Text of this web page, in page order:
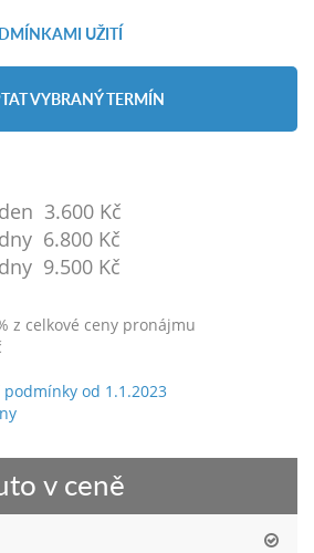
UŽITÍ
VYBRANÝ TERMÍN
3.600 Kč
6.800 Kč
9.500 Kč
z celkové ceny pronájmu
od 1.1.2023
v ceně